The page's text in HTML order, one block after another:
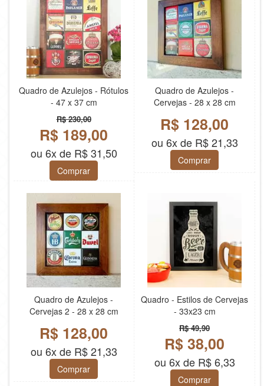
Quadro de Azulejos - Rótulos
- 47 x 37 cm
R$ 230,00
R$ 189,00
ou 6x de R$ 31,50
Comprar
Quadro de Azulejos -
Cervejas - 28 x 28 cm
R$ 128,00
ou 6x de R$ 21,33
Comprar
Quadro de Azulejos -
Cervejas 2 - 28 x 28 cm
R$ 128,00
ou 6x de R$ 21,33
Comprar
Quadro - Estilos de Cervejas
- 33x23 cm
R$ 49,90
R$ 38,00
ou 6x de R$ 6,33
Comprar